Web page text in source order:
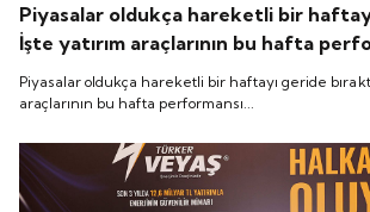
Piyasalar oldukça hareketli bir
İşte yatırım araçlarının bu hafta
Piyasalar oldukça hareketli bir haftayı geride
araçlarının bu hafta performansı...